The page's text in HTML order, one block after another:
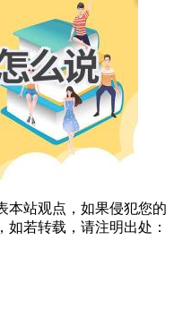
本站观点，如果侵犯您的
如若转载，请注明出处：